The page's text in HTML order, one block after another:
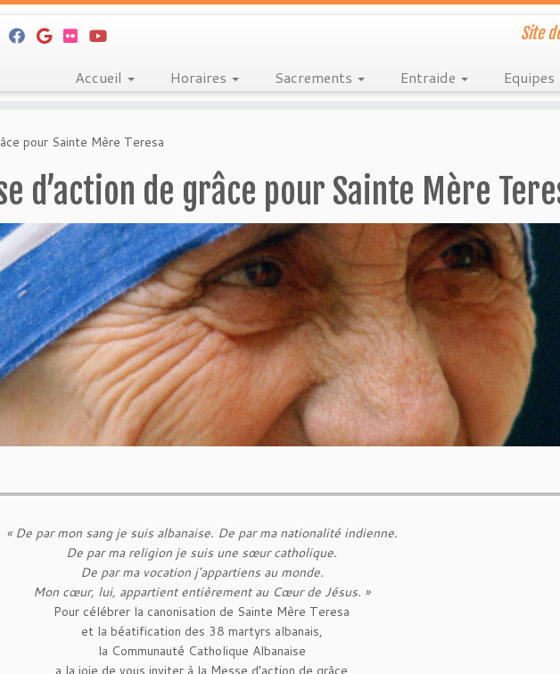
Site
Accueil Horaires Sacrements Entraide Equipes
pour Sainte Mère Teresa
d’action de grâce pour Sainte Mère
« De par mon sang je suis albanaise. De par ma nationalité indienne.
De par ma religion je suis une sœur catholique.
De par ma vocation j’appartiens au monde.
Mon cœur, lui, appartient entièrement au Cœur de Jésus. »
Pour célébrer la canonisation de Sainte Mère Teresa
et la béatification des 38 martyrs albanais,
la Communauté Catholique Albanaise
a la joie de vous inviter à la Messe d’action de grâce